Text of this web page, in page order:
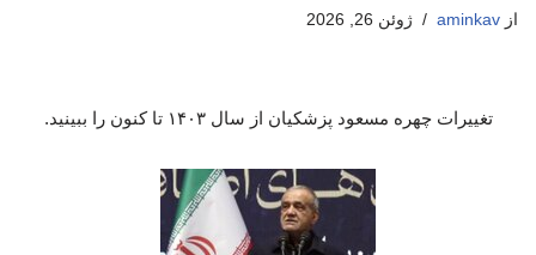
از aminkav ژوئن 26, 2026
تغییرات چهره مسعود پزشکیان از سال ۱۴۰۳ تا کنون را ببینید.